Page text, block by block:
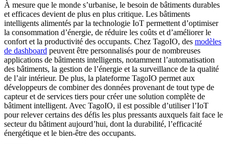
À mesure que le monde s’urbanise, le besoin de bâtiments durables
et efficaces devient de plus en plus critique. Les bâtiments
intelligents alimentés par la technologie IoT permettent d’optimiser
la consommation d’énergie, de réduire les coûts et d’améliorer le
confort et la productivité des occupants. Chez TagoIO, des modèles
de dashboard peuvent être personnalisés pour de nombreuses
applications de bâtiments intelligents, notamment l’automatisation
des bâtiments, la gestion de l’énergie et la surveillance de la qualité
de l’air intérieur. De plus, la plateforme TagoIO permet aux
développeurs de combiner des données provenant de tout type de
capteur et de services tiers pour créer une solution complète de
bâtiment intelligent. Avec TagoIO, il est possible d’utiliser l’IoT
pour relever certains des défis les plus pressants auxquels fait face le
secteur du bâtiment aujourd’hui, dont la durabilité, l’efficacité
énergétique et le bien-être des occupants.